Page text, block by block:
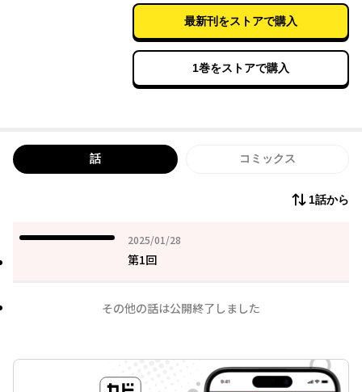
最新刊をストアで購入
1巻をストアで購入
話 コミックス
1話から
2025/01/28
2025年01月28日
第1回
その他の話は公開終了しました